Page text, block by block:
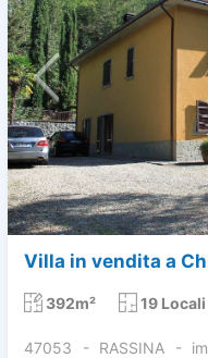
Villa in vendita a
392m² 19 Locali
47053 - RASSINA -